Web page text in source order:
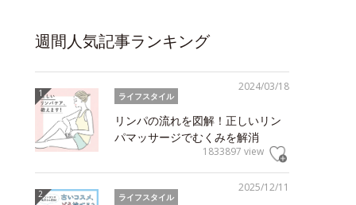
週間人気記事ランキング
2024/03/18
ライフスタイル
リンパの流れを図解！正しいリン
パマッサージでむくみを解消
1833897 view
2025/12/11
ライフスタイル